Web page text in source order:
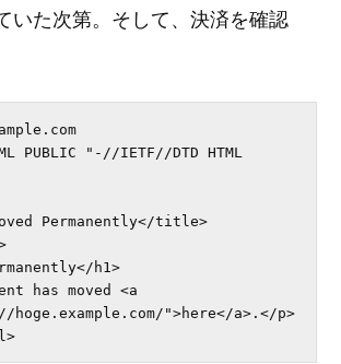
いた次第。そして、決済を確認
PUBLIC "-//IETF//DTD HTML
Permanently</title>
h1>
has moved <a
">here</a>.</p>